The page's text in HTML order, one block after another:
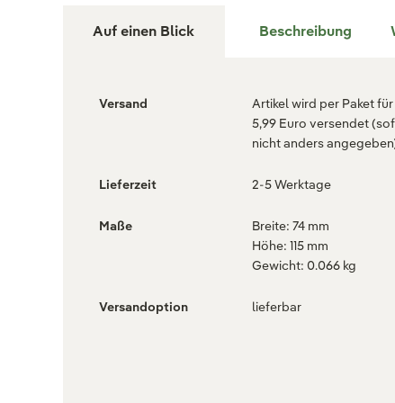
Auf einen Blick Beschreibung
Versand
Artikel wird per Paket
5,99 Euro versendet
nicht anders
Lieferzeit 2-5 Werktage
Maße
Breite: 74 mm
Höhe: 115 mm
Gewicht: 0.066 kg
Versandoption lieferbar